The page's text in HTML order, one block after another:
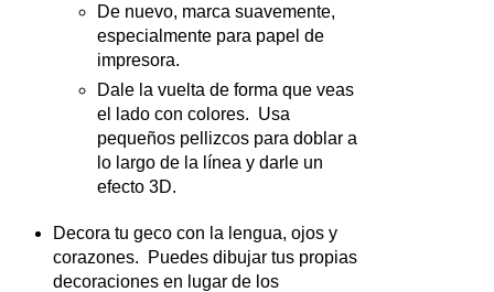
De nuevo, marca suavemente,
especialmente para papel de
impresora.
Dale la vuelta de forma que veas
el lado con colores. Usa
pequeños pellizcos para doblar a
lo largo de la línea y darle un
efecto 3D.
Decora tu geco con la lengua, ojos y
corazones. Puedes dibujar tus propias
decoraciones en lugar de los